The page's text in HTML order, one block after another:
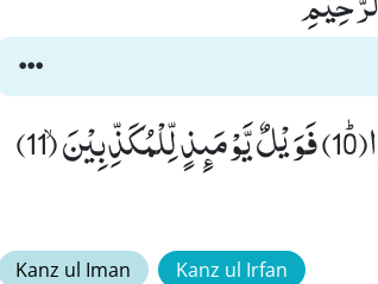
یَّوْمَ تَمُوْرُ السَّمَآءُ مَوْرًاۙ (9) وَّ تَسِیْرُ الْجِبَالُ سَیْرًاﭤ(10) فَوَیْلٌ یَّوْمَىٕذٍ لِّلْمُكَذِّبِیْنَۙ (11)
Kanz ul Iman Kanz ul Irfan